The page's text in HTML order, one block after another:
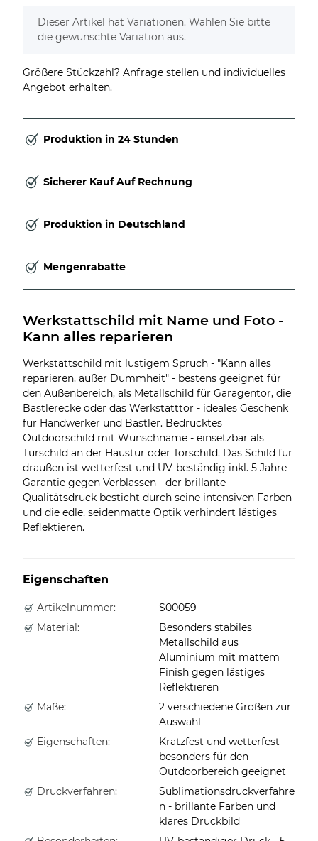
x
Dieser Artikel hat Variationen. Wählen Sie bitte
die gewünschte Variation aus.
Größere Stückzahl? Anfrage stellen und individuelles
Angebot erhalten.
Produktion in 24 Stunden
Sicherer Kauf Auf Rechnung
Produktion in Deutschland
Mengenrabatte
Werkstattschild mit Name und Foto -
Kann alles reparieren
Werkstattschild mit lustigem Spruch - "Kann alles
reparieren, außer Dummheit" - bestens geeignet für
den Außenbereich, als Metallschild für Garagentor, die
Bastlerecke oder das Werkstatttor - ideales Geschenk
für Handwerker und Bastler. Bedrucktes
Outdoorschild mit Wunschname - einsetzbar als
Türschild an der Haustür oder Torschild. Das Schild für
draußen ist wetterfest und UV-beständig inkl. 5 Jahre
Garantie gegen Verblassen - der brillante
Qualitätsdruck besticht durch seine intensiven Farben
und die edle, seidenmatte Optik verhindert lästiges
Reflektieren.
Eigenschaften
Artikelnummer:
S00059
Material:
Besonders stabiles
Metallschild aus
Aluminium mit mattem
Finish gegen lästiges
Reflektieren
Maße:
2 verschiedene Größen zur
Auswahl
Eigenschaften:
Kratzfest und wetterfest -
besonders für den
Outdoorbereich geeignet
Druckverfahren:
Sublimationsdruckverfahre
n - brillante Farben und
klares Druckbild